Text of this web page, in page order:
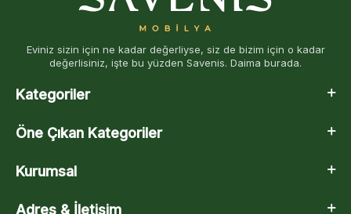
Eviniz sizin için ne kadar değerliyse, siz de bizim için o kadar
değerlisiniz, işte bu yüzden Savenis. Daima burada.
Kategoriler
Öne Çıkan Kategoriler
Kurumsal
Adres & İletişim